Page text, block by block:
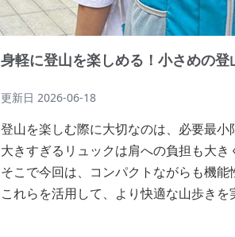
身軽に登山を楽しめる！小さめの登
更新日 2026-06-18
登山を楽しむ際に大切なのは、必要最小
大きすぎるリュックは肩への負担も大き
そこで今回は、コンパクトながらも機
これらを活用して、より快適な山歩きを